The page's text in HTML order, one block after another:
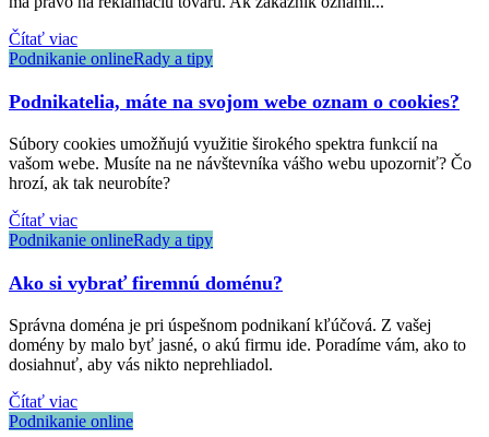
Čítať viac
Podnikanie onlineRady a tipy
Podnikatelia, máte na svojom webe oznam o cookies?
Súbory cookies umožňujú využitie širokého spektra funkcií na
vašom webe. Musíte na ne návštevníka vášho webu upozorniť? Čo
hrozí, ak tak neurobíte?
Čítať viac
Podnikanie onlineRady a tipy
Ako si vybrať firemnú doménu?
Správna doména je pri úspešnom podnikaní kľúčová. Z vašej
domény by malo byť jasné, o akú firmu ide. Poradíme vám, ako to
dosiahnuť, aby vás nikto neprehliadol.
Čítať viac
Podnikanie online